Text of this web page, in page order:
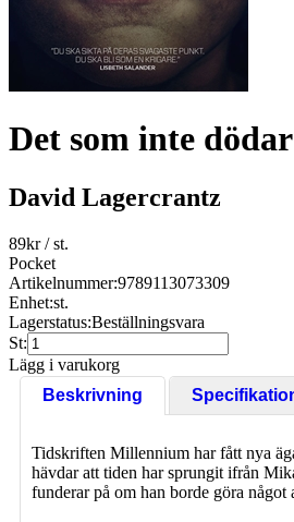
Det som inte dödar
David Lagercrantz
89kr/ st.
Pocket
Artikelnummer:9789113073309
Enhet:st.
Lagerstatus:Beställningsvara
St:
Lägg i varukorg
Beskrivning
Tidskriften Millennium har fått nya
hävdar att tiden har sprungit ifrån
funderar på om han borde göra något